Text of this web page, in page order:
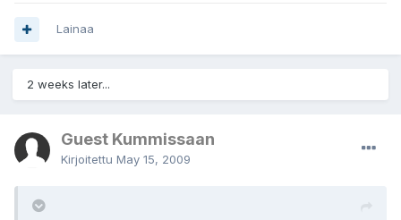
Lainaa
2 weeks later...
Guest Kummissaan
Kirjoitettu May 15, 2009